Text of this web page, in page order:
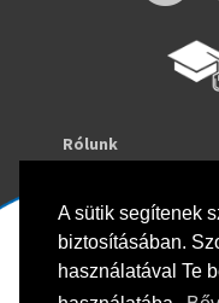
A sütik segítenek
biztosításában.
használatával Te
Rólunk